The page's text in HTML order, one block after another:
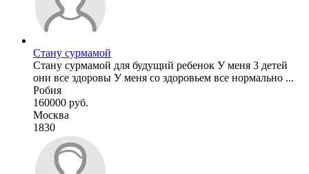
Стану сурмамой
Стану сурмамой для будущий ребенок У меня 3 детей
они все здоровы У меня со здоровьем все нормально ...
Робия
160000 руб.
Москва
1830